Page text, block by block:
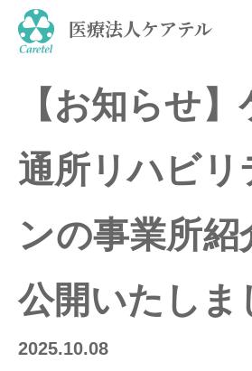
医療法人ケアテル
【お知らせ
通所リハビリ
ンの事業所紹
公開いたしま
2025.10.08